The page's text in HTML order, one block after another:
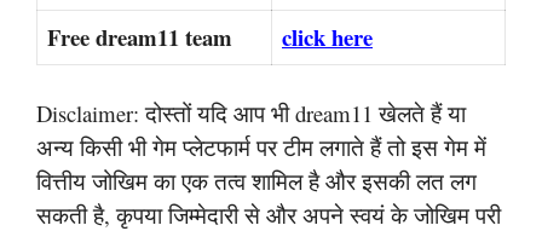
Free dream11 team
click here
Disclaimer: दोस्तों यदि आप भी dream11 खेलते हैं या
अन्य किसी भी गेम प्लेटफार्म पर टीम लगाते हैं तो इस गेम में
वित्तीय जोखिम का एक तत्व शामिल है और इसकी लत लग
सकती है, कृपया जिम्मेदारी से और अपने स्वयं के जोखिम परी